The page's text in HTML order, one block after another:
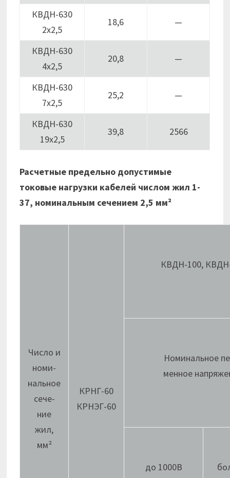
КВДН-630
2х2,5
18,6 —
КВДН-630
4х2,5
20,8 —
КВДН-630
7х2,5
25,2 —
КВДН-630
19х2,5
39,8 2566
Расчетные предельно допустимые
токовые нагрузки кабелей числом жил 1-
37, номинальным сечением 2,5 мм²
Число и
номи-
нальное
сече-
ние
жил,
мм²
КРНГ-60
КРНЭГ-60
КВДН-100,
Номинальное
менное
до 1000В